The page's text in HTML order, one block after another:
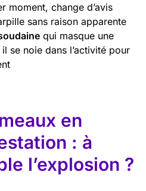
moment, change d’avis
sans raison apparente
qui masque une
se noie dans l’activité pour
en
: à
l’explosion ?